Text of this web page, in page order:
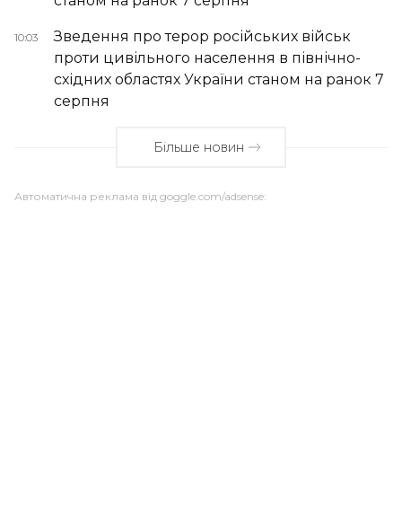
10:03
Зведення про терор російських військ
проти цивільного населення в північно-
східних областях України станом на ранок 7
серпня
Більше новин
Автоматична реклама від goggle.com/adsense: